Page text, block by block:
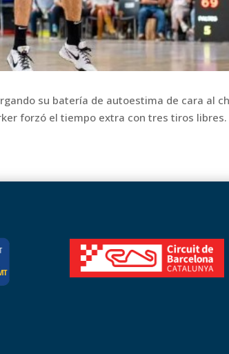
su batería de autoestima de cara al
forzó el tiempo extra con tres tiros libres.